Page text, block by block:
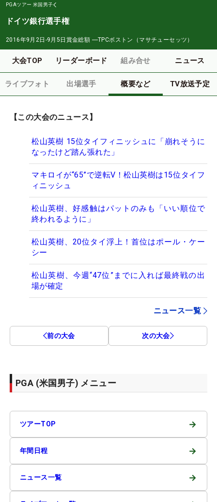
PGAツアー 米国男子
ドイツ銀行選手権
2016年9月2日-9月5日 賞金総額 ―TPCボストン（マサチューセッツ）
大会TOP リーダーボード 組み合せ ニュース
ライブフォト 出場選手 概要など TV放送予定
【この大会のニュース】
松山英樹 15位タイフィニッシュに「崩れそうに
なったけど踏ん張れた」
マキロイが“65”で逆転V！松山英樹は15位タイフ
ィニッシュ
松山英樹、好感触はパットのみも「いい順位で
終われるように」
松山英樹、20位タイ浮上！首位はポール・ケー
シー
松山英樹、今週“47位”までに入れば最終戦の出
場が確定
ニュース一覧
前の大会 次の大会
PGA (米国男子) メニュー
ツアーTOP →
年間日程 →
ニュース一覧 →